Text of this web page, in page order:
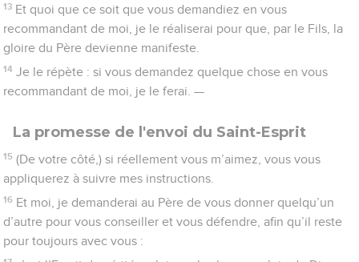
13 Et quoi que ce soit que vous demandiez en vous
recommandant de moi, je le réaliserai pour que, par le Fils, la
gloire du Père devienne manifeste.
14 Je le répète : si vous demandez quelque chose en vous
recommandant de moi, je le ferai. —
La promesse de l'envoi du Saint-Esprit
15 (De votre côté,) si réellement vous m’aimez, vous vous
appliquerez à suivre mes instructions.
16 Et moi, je demanderai au Père de vous donner quelqu’un
d’autre pour vous conseiller et vous défendre, afin qu’il reste
pour toujours avec vous :